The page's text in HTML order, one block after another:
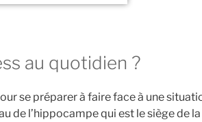
au quotidien ?
se préparer à faire face à une
l’hippocampe qui est le siège de